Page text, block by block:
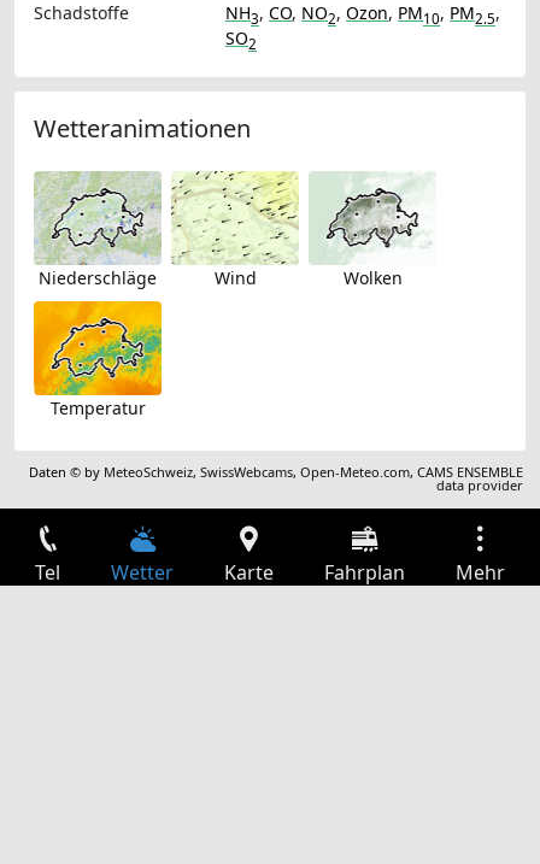
Schadstoffe
NH3, CO, NO2, Ozon, PM10, PM2.5,
SO2
Wetteranimationen
Niederschläge Wind Wolken
Temperatur
Daten © by MeteoSchweiz,SwissWebcams,Open-Meteo.com,CAMS ENSEMBLE
data provider
Tel Wetter Karte Fahrplan Mehr